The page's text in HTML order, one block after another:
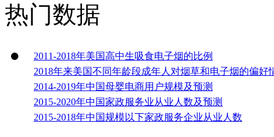
热门数据
2011-2018年美国高中生吸食电子烟的比例
2018年来美国不同年龄段成年人对烟草和电子烟的偏好
2014-2019年中国母婴电商用户规模及预测
2015-2020年中国家政服务业从业人数及预测
2015-2018年中国规模以下家政服务企业从业人数